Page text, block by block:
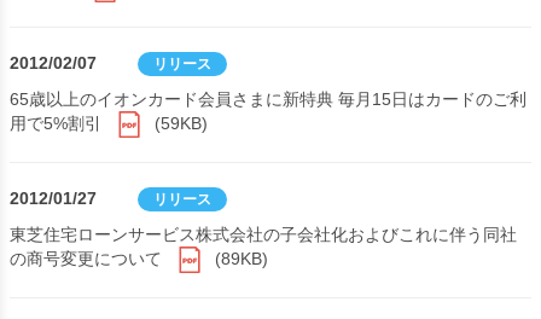
2012/02/07 リリース
65歳以上のイオンカード会員さまに新特典 毎月15日はカードのご利
用で5%割引
(59KB)
2012/01/27 リリース
東芝住宅ローンサービス株式会社の子会社化およびこれに伴う同社
の商号変更について
(89KB)